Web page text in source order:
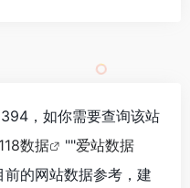
，如你需要查询该站
数据 ""爱站数据
前的网站数据参考，建